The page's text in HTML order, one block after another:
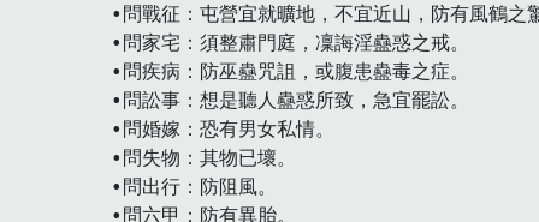
•問戰征：屯營宜就曠地，不宜近山，防有風鶴之
•問家宅：須整肅門庭，凜誨淫蠱惑之戒。
•問疾病：防巫蠱咒詛，或腹患蠱毒之症。
•問訟事：想是聽人蠱惑所致，急宜罷訟。
•問婚嫁：恐有男女私情。
•問失物：其物已壞。
•問出行：防阻風。
•問六甲：防有異胎。